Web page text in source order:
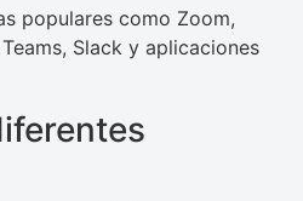
populares como Zoom,
Slack y aplicaciones